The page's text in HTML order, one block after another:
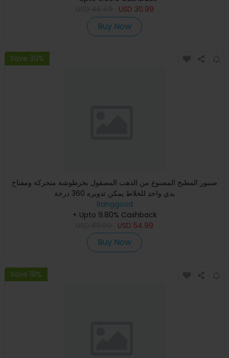
USD 30.99
Buy Now
Save 39%
صنبور المطبخ المصنوع من الذهب المصقول بخرطوشة متحركة ومفتاح
يدي واحد للخلاط يمكن تدويره 360 درجة
Banggood
+ Upto 9.80% Cashback
USD 54.99
Buy Now
Save 18%